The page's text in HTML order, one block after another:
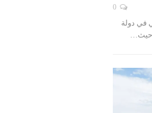
في دولة
حيث…